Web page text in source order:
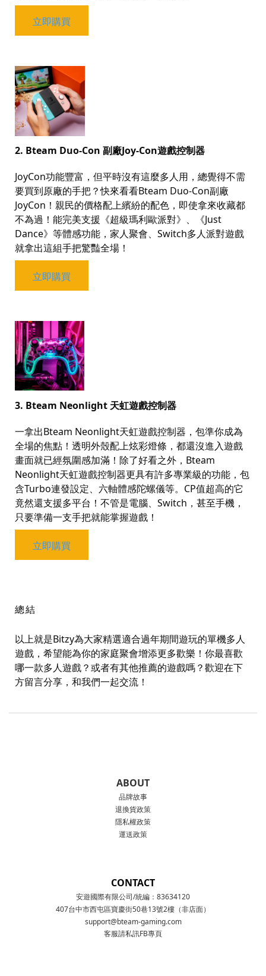
立即購買
2. Bteam Duo-Con 副廠Joy-Con遊戲控制器
JoyCon功能豐富，但平時沒有這麼多人用，總覺得不需
要買到原廠的手把？快來看看Bteam Duo-Con副廠
JoyCon ！親民的價格配上繽紛的配色，即使拿來收藏都
不為過！能完美支援《超級瑪利歐派對》、《Just
Dance》等體感功能，家人聚會、 Switch多人派對遊戲
就拿出這組手把驚豔全場！
立即購買
3. Bteam Neonlight 天虹遊戲控制器
一拿出Bteam Neonlight天虹遊戲控制器，包準你成為
全場的焦點！透明外殼配上炫彩燈條，都還沒進入遊戲
畫面就已經氛圍感加滿！除了好看之外， Bteam
Neonlight天虹遊戲控制器更具有許多專業級的功能，包
含Turbo連發設定、六軸體感陀螺儀等。 CP值超高的它
竟然還支援多平台！不管是電腦、 Switch ，甚至手機，
只要準備一支手把就能掌握遊戲！
立即購買
總結
以上就是Bitzy為大家精選適合過年期間遊玩的單機多人
遊戲，希望能為你的家庭聚會增添更多歡樂！你最喜歡
哪一款多人遊戲？或者有其他推薦的遊戲嗎？歡迎在下
方留言分享，和我們一起交流！
ABOUT
品牌故事
退換貨政策
隱私權政策
運送政策
CONTACT
安遊國際有限公司/統編：83634120
407台中市西屯區寶慶街50巷13號2樓（非店面）
support@bteam-gaming.com
客服請私訊FB專頁